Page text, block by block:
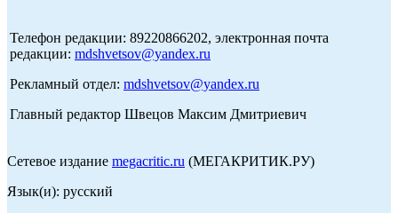
Телефон редакции: 89220866202, электронная почта
редакции: mdshvetsov@yandex.ru
Рекламный отдел: mdshvetsov@yandex.ru
Главный редактор Швецов Максим Дмитриевич
Сетевое издание megacritic.ru (МЕГАКРИТИК.РУ)
Язык(и): русский